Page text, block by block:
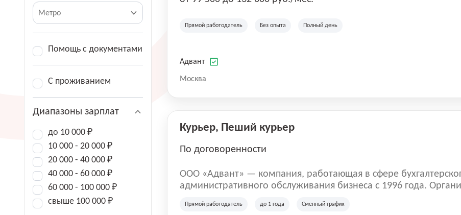
Метро
Помощь с документами
С проживанием
Диапазоны зарплат
до 10 000 ₽
10 000 - 20 000 ₽
20 000 - 40 000 ₽
40 000 - 60 000 ₽
60 000 - 100 000 ₽
свыше 100 000 ₽
Прямой работодатель Без опыта Полный день
Адвант
Москва
Курьер, Пеший курьер
По договоренности
ООО «Адвант» — компания, работающая в сфере
административного обслуживания бизнеса с 1996 года.
юридических лиц и коммерческих организаций.
Прямой работодатель до 1 года Сменный график